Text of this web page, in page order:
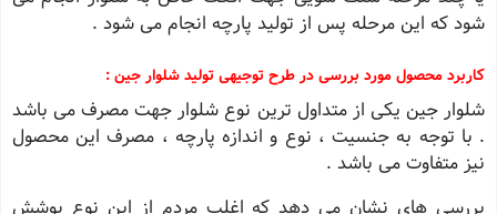
شود که این مرحله پس از تولید پارچه انجام می شود .
کاربرد محصول مورد بررسی در طرح توجیهی تولید شلوار جین :
شلوار جین یکی از متداول ترین نوع شلوار جهت مصرف می باشد
. با توجه به جنسیت ، نوع و اندازه پارچه ، مصرف این محصول
نیز متفاوت می باشد .
بررسی های نشان می دهد که اغلب مردم از این نوع پوشش